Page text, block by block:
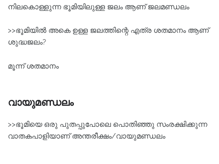
നിലകൊള്ളുന്ന ഭൂമിയിലുള്ള ജലം ആണ് ജലമണ്ഡലം
>>ഭൂമിയിൽ അകെ ഉള്ള ജലത്തിന്റെ എത്ര ശതമാനം ആണ്
ശുദ്ധജലം?
മൂന്ന് ശതമാനം
വായുമണ്ഡലം
>>ഭൂമിയെ ഒരു പുതപ്പുപോലെ പൊതിഞ്ഞു സംരക്ഷിക്കുന്ന
വാതകപാളിയാണ് അന്തരീക്ഷം/വായുമണ്ഡലം